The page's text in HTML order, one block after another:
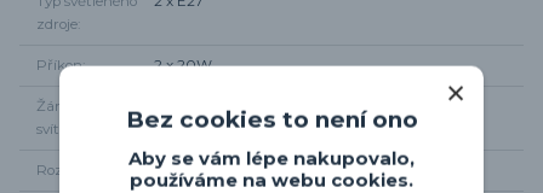
zdroje
Příkon 2 x 20W
Žárovka součástí
svítidla
Rozměr svítidla Šířka 26cm
Bez cookies to není ono
Aby se vám lépe nakupovalo,
používáme na webu cookies.